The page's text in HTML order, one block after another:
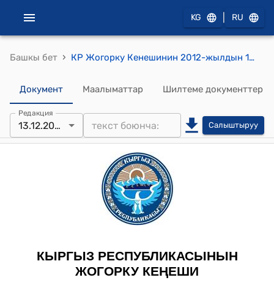
KG RU
Башкы бет › КР Жогорку Кенешинин 2012-жылдын 13-декабрындагы № 2605-V "Электр энергетикасы жөнүндө" Кыргыз Республикасынын Мыйзамына толуктоо жана өзгөртүү киргизүү тууралуу" Кыргыз Республикасынын Мыйзамынын долбоорун экинчи окууда кабыл алуу жөнүндө" токтому
Документ Маалыматтар Шилтеме документтер
Редакция
13.12.2012 Салыштыруу